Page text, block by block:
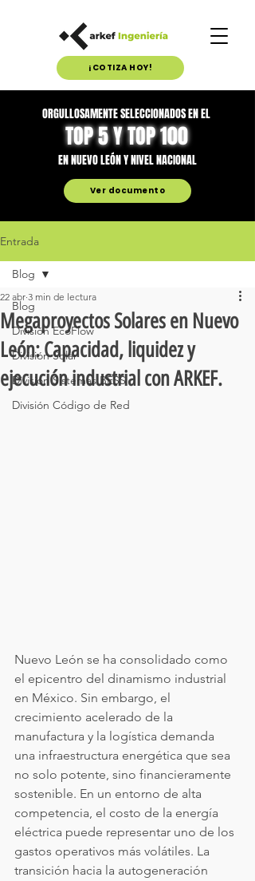
¡COTIZA HOY!
ORGULLOSAMENTE SELECCIONADOS EN EL
TOP 5 Y TOP 100
EN NUEVO LEÓN Y NIVEL NACIONAL
Ver documento
Entrada
Blog
División EcoFlow
División Solar
División Sistemas BESS
División Código de Red
Blog
Megaproyectos Solares en Nuevo
León: Capacidad, liquidez y
ejecución industrial con ARKEF.
22 abr 3 min de lectura
Nuevo León se ha consolidado como
el epicentro del dinamismo industrial
en México. Sin embargo, el
crecimiento acelerado de la
manufactura y la logística demanda
una infraestructura energética que sea
no solo potente, sino financieramente
sostenible. En un entorno de alta
competencia, el costo de la energía
eléctrica puede representar uno de los
gastos operativos más volátiles. La
transición hacia la autogeneración